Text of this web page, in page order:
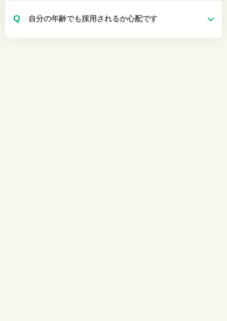
Q 自分の年齢でも採用されるか心配です